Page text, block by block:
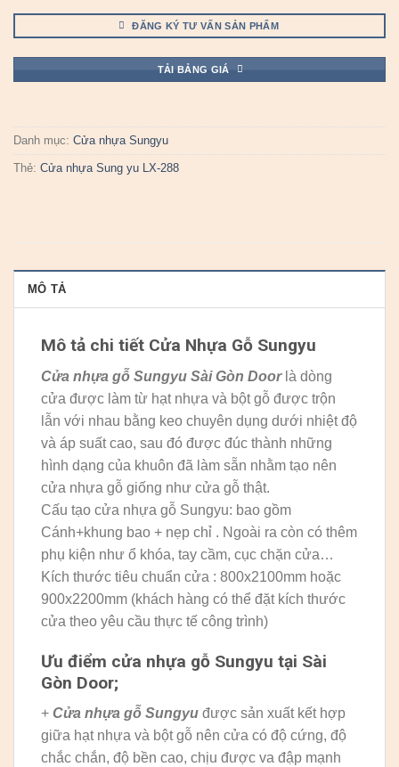
ĐĂNG KÝ TƯ VẤN SẢN PHẨM
TẢI BẢNG GIÁ
Danh mục: Cửa nhựa Sungyu
Thẻ: Cửa nhựa Sung yu LX-288
MÔ TẢ
Mô tả chi tiết Cửa Nhựa Gỗ Sungyu
Cửa nhựa gỗ Sungyu Sài Gòn Doorlà dòng
cửa được làm từ hạt nhựa và bột gỗ được trộn
lẫn với nhau bằng keo chuyên dụng dưới nhiệt độ
và áp suất cao, sau đó được đúc thành những
hình dạng của khuôn đã làm sẵn nhằm tạo nên
cửa nhựa gỗ giống như cửa gỗ thật.
Cấu tạo cửa nhựa gỗ Sungyu: bao gồm
Cánh+khung bao + nẹp chỉ . Ngoài ra còn có thêm
phụ kiện như ổ khóa, tay cầm, cục chặn cửa…
Kích thước tiêu chuẩn cửa : 800x2100mm hoặc
900x2200mm (khách hàng có thể đặt kích thước
cửa theo yêu cầu thực tế công trình)
Ưu điểm cửa nhựa gỗ Sungyu tại Sài
Gòn Door;
+ Cửa nhựa gỗ Sungyu được sản xuất kết hợp
giữa hạt nhựa và bột gỗ nên cửa có độ cứng, độ
chắc chắn, độ bền cao, chịu được va đập mạnh